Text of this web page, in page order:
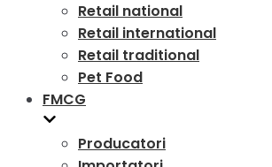
Retail national
Retail international
Retail traditional
Pet Food
FMCG
Producatori